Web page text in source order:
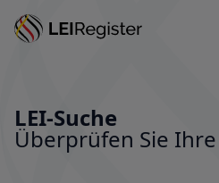
LEI-Suche
Überprüfen Sie